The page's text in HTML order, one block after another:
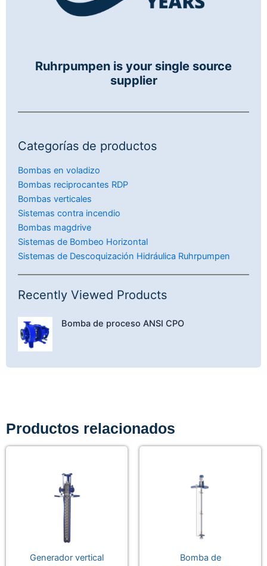
Ruhrpumpen is your single source
supplier
Categorías de productos
Bombas en voladizo
Bombas reciprocantes RDP
Bombas verticales
Sistemas contra incendio
Bombas magdrive
Sistemas de Bombeo Horizontal
Sistemas de Descoquización Hidráulica Ruhrpumpen
Recently Viewed Products
Bomba de proceso ANSI CPO
Productos relacionados
Generador vertical
Bomba de